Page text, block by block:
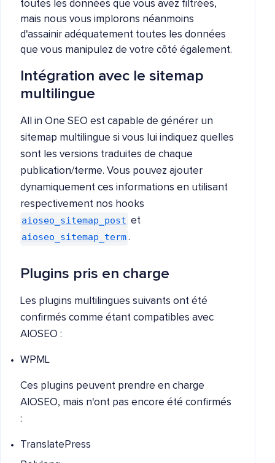
toutes les données que vous avez filtrées,
mais nous vous implorons néanmoins
d'assainir adéquatement toutes les données
que vous manipulez de votre côté également.
Intégration avec le sitemap
multilingue
All in One SEO est capable de générer un
sitemap multilingue si vous lui indiquez quelles
sont les versions traduites de chaque
publication/terme. Vous pouvez ajouter
dynamiquement ces informations en utilisant
respectivement nos hooks
aioseo_sitemap_post et
aioseo_sitemap_term.
Plugins pris en charge
Les plugins multilingues suivants ont été
confirmés comme étant compatibles avec
AIOSEO :
WPML
Ces plugins peuvent prendre en charge
AIOSEO, mais n'ont pas encore été confirmés
:
TranslatePress